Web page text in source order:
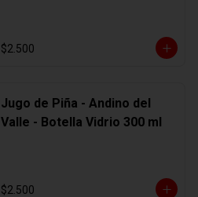
$2.500
Jugo de Piña - Andino del
Valle - Botella Vidrio 300 ml
$2.500